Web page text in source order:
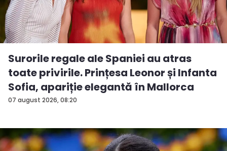
07 august 2026, 08:20
Surorile regale ale Spaniei au atras
toate privirile. Prințesa Leonor și Infanta
Sofia, apariție elegantă în Mallorca